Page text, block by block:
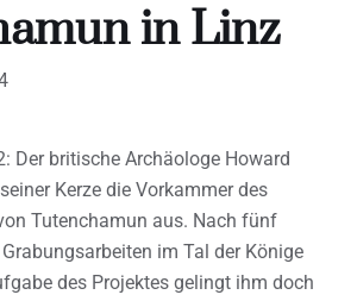
in Linz
Der britische Archäologe Howard
Kerze die Vorkammer des
Tutenchamun aus. Nach fünf
im Tal der Könige
des Projektes gelingt ihm doch